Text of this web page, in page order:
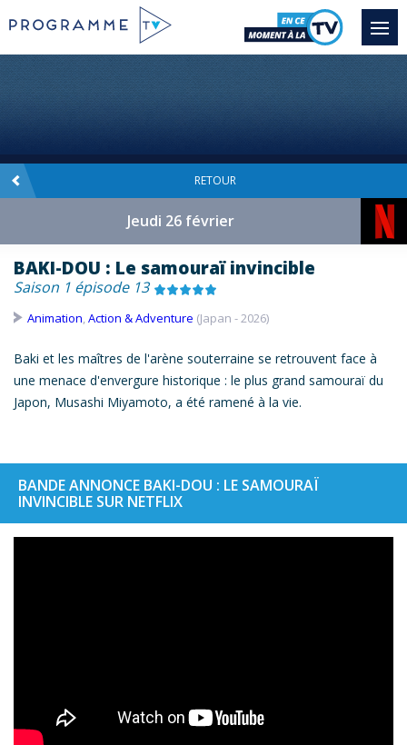
RETOUR
Jeudi 26 février
BAKI-DOU : Le samouraï invincible
Saison 1 épisode 13
Animation,Action & Adventure (Japan - 2026)
Baki et les maîtres de l'arène souterraine se retrouvent face à
une menace d'envergure historique : le plus grand samouraï du
Japon, Musashi Miyamoto, a été ramené à la vie.
BANDE ANNONCE BAKI-DOU : LE SAMOURAÏ
INVINCIBLE SUR NETFLIX